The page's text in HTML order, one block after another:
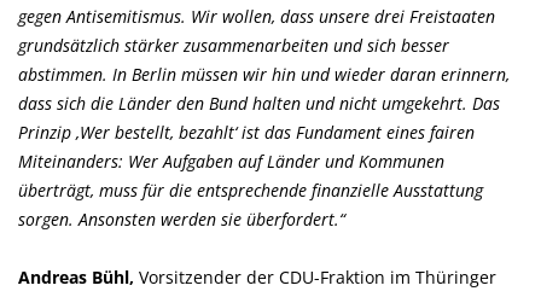
gegen Antisemitismus. Wir wollen, dass unsere drei Freistaaten
grundsätzlich stärker zusammenarbeiten und sich besser
abstimmen. In Berlin müssen wir hin und wieder daran erinnern,
dass sich die Länder den Bund halten und nicht umgekehrt. Das
Prinzip ‚Wer bestellt, bezahlt‘ ist das Fundament eines fairen
Miteinanders: Wer Aufgaben auf Länder und Kommunen
überträgt, muss für die entsprechende finanzielle Ausstattung
sorgen. Ansonsten werden sie überfordert.“
Andreas Bühl, Vorsitzender der CDU-Fraktion im Thüringer